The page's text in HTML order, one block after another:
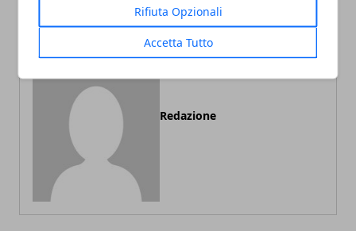
Rifiuta Opzionali
Accetta Tutto
Redazione